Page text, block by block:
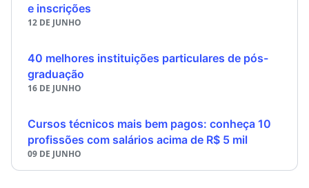
e inscrições
12 DE JUNHO
40 melhores instituições particulares de pós-
graduação
16 DE JUNHO
Cursos técnicos mais bem pagos: conheça 10
profissões com salários acima de R$ 5 mil
09 DE JUNHO